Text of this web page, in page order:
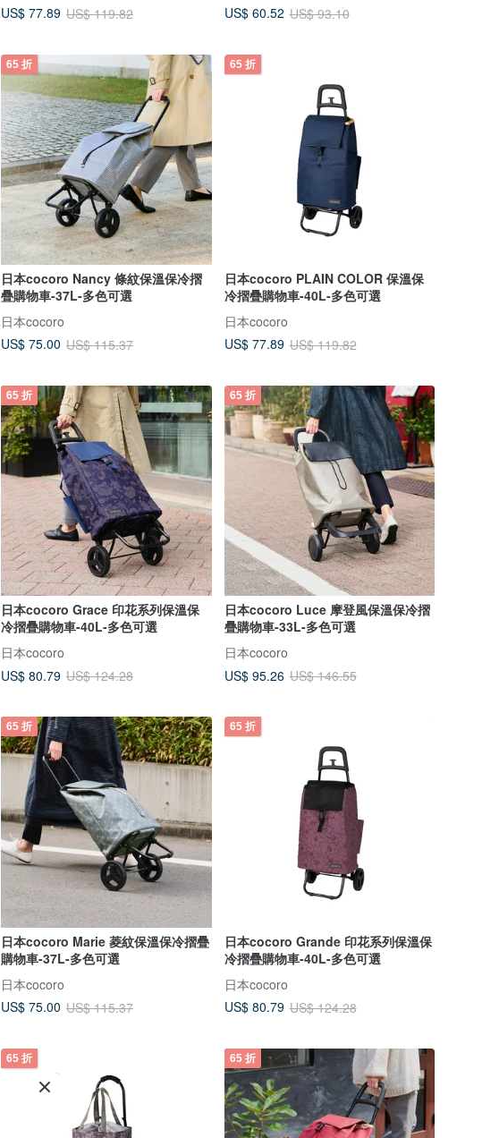
US$ 77.89 US$ 119.82
US$ 60.52 US$ 93.10
65 折
日本cocoro Nancy 條紋保溫保冷摺
疊購物車-37L-多色可選
日本cocoro
US$ 75.00 US$ 115.37
65 折
日本cocoro PLAIN COLOR 保溫保
冷摺疊購物車-40L-多色可選
日本cocoro
US$ 77.89 US$ 119.82
65 折
日本cocoro Grace 印花系列保溫保
冷摺疊購物車-40L-多色可選
日本cocoro
US$ 80.79 US$ 124.28
65 折
日本cocoro Luce 摩登風保溫保冷摺
疊購物車-33L-多色可選
日本cocoro
US$ 95.26 US$ 146.55
65 折
日本cocoro Marie 菱紋保溫保冷摺疊
購物車-37L-多色可選
日本cocoro
US$ 75.00 US$ 115.37
65 折
日本cocoro Grande 印花系列保溫保
冷摺疊購物車-40L-多色可選
日本cocoro
US$ 80.79 US$ 124.28
65 折 65 折